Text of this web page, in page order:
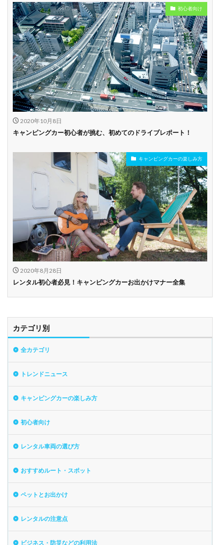
初心者向け
2020年10月8日
キャンピングカー初心者が挑む、初めてのドライブレポート！
キャンピングカーの楽しみ方
2020年8月28日
レンタル初心者必見！キャンピングカーお出かけマナー全集
カテゴリ別
全カテゴリ
トレンドニュース
キャンピングカーの楽しみ方
初心者向け
レンタル車両の選び方
おすすめルート・スポット
ペットとお出かけ
レンタルの注意点
ビジネス・防災などの利用法